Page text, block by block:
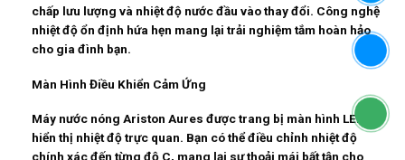
chấp lưu lượng và nhiệt độ nước đầu vào thay đổi. Công nghệ
nhiệt độ ổn định hứa hẹn mang lại trải nghiệm tắm hoàn hảo
cho gia đình bạn.
Màn Hình Điều Khiển Cảm Ứng
Máy nước nóng Ariston Aures được trang bị màn hình LED
hiển thị nhiệt độ trực quan. Bạn có thể điều chỉnh nhiệt độ
chính xác đến từng độ C, mang lại sự thoải mái bất tận cho